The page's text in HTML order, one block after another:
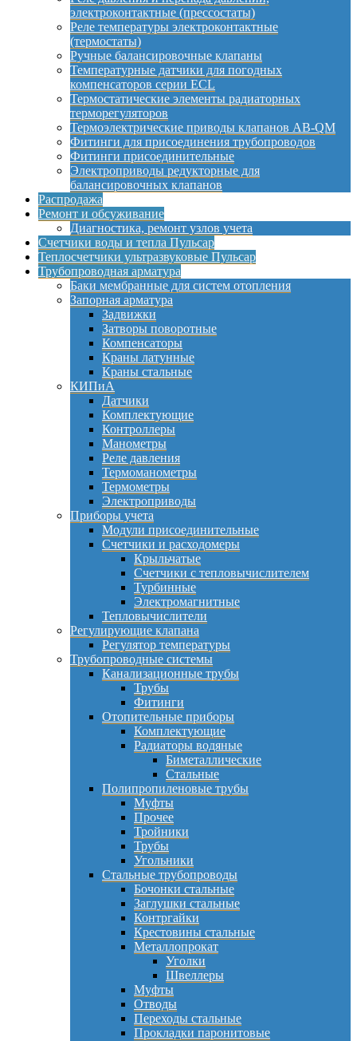
электроконтактные (прессостаты)
Реле температуры электроконтактные
(термостаты)
Ручные балансировочные клапаны
Температурные датчики для погодных
компенсаторов серии ECL
Термостатические элементы радиаторных
терморегуляторов
Термоэлектрические приводы клапанов AB-QM
Фитинги для присоединения трубопроводов
Фитинги присоединительные
Электроприводы редукторные для
балансировочных клапанов
Распродажа
Ремонт и обсуживание
Диагностика, ремонт узлов учета
Счетчики воды и тепла Пульсар
Теплосчетчики ультразвуковые Пульсар
Трубопроводная арматура
Баки мембранные для систем отопления
Запорная арматура
Задвижки
Затворы поворотные
Компенсаторы
Краны латунные
Краны стальные
КИПиА
Датчики
Комплектующие
Контроллеры
Манометры
Реле давления
Термоманометры
Термометры
Электроприводы
Приборы учета
Модули присоединительные
Счетчики и расходомеры
Крыльчатые
Счетчики с тепловычислителем
Турбинные
Электромагнитные
Тепловычислители
Регулирующие клапана
Регулятор температуры
Трубопроводные системы
Канализационные трубы
Трубы
Фитинги
Отопительные приборы
Комплектующие
Радиаторы водяные
Биметаллические
Стальные
Полипропиленовые трубы
Муфты
Прочее
Тройники
Трубы
Угольники
Стальные трубопроводы
Бочонки стальные
Заглушки стальные
Контргайки
Крестовины стальные
Металлопрокат
Уголки
Швеллеры
Муфты
Отводы
Переходы стальные
Прокладки паронитовые